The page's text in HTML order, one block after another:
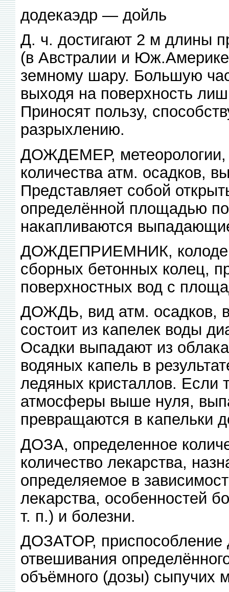
додекаэдр — дойль
Д. ч. достигают 2 м длины
(в Австралии и
земному шару. Большую
выходя на поверхность
Приносят пользу,
разрыхлению.
ДОЖДЕМЕР, метеорологии,
количества атм. осадков,
Представляет собой
определённой площадью
накапливаются
ДОЖДЕПРИЕМНИК,
сборных бетонных колец,
поверхностных вод с
ДОЖДЬ, вид атм. осадков,
состоит из капелек воды
Осадки выпадают из
водяных капель в
ледяных кристаллов. Если
атмосферы выше нуля,
превращаются в капельки
ДОЗА, определенное
количество лекарства,
определяемое в
лекарства, особенностей
т. п.) и болезни.
ДОЗАТОР, приспособление
отвешивания
объёмного (дозы) сыпучих